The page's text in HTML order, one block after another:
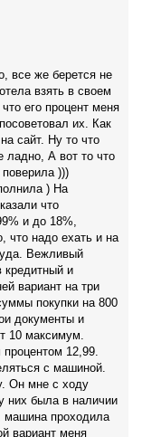
все же берется не
взять в своем
его процент меня
их. Как
сайт. Ну то что
ладно, А вот то что
)))
) На
что
и до 18%,
что надо ехать и на
Вежливый
кредитный и
вариант на три
покупки на 800
документы и
10 максимум.
12,99.
с машиной.
Он мне с ходу
них была в наличии
проходила
вариант меня